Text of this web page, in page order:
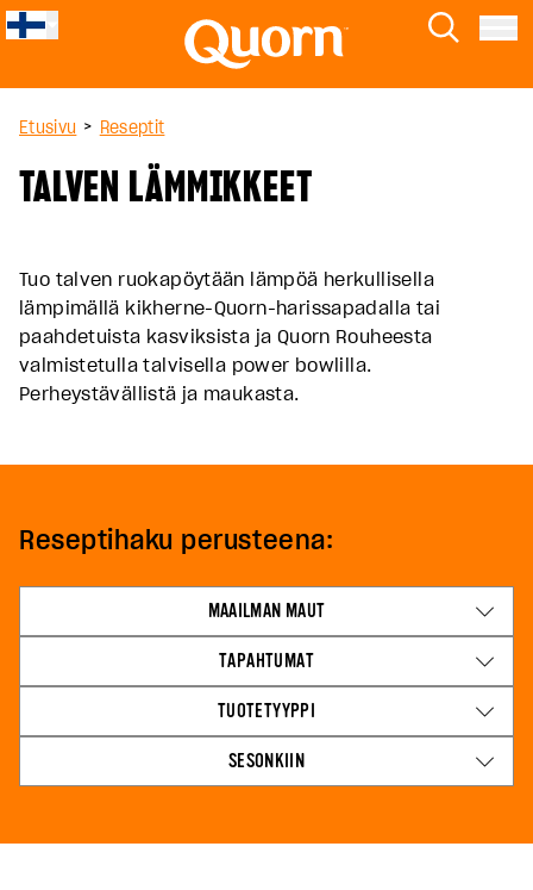
Skip to main contentQuorn Etsi
Menu
Etusivu > Reseptit
TALVEN LÄMMIKKEET
Tuo talven ruokapöytään lämpöä herkullisella
lämpimällä kikherne-Quorn-harissapadalla tai
paahdetuista kasviksista ja Quorn Rouheesta
valmistetulla talvisella power bowlilla.
Perheystävällistä ja maukasta.
Reseptihaku perusteena:
MAAILMAN MAUT
TAPAHTUMAT
TUOTETYYPPI
SESONKIIN